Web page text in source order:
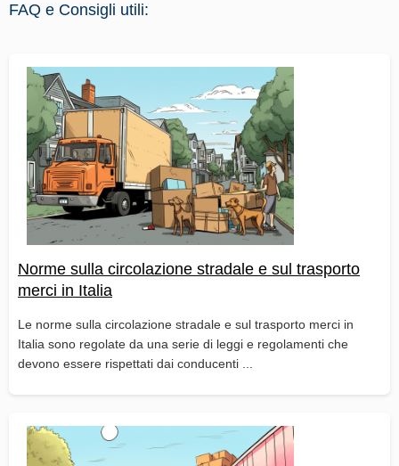
FAQ e Consigli utili:
Norme sulla circolazione stradale e sul trasporto
merci in Italia
Le norme sulla circolazione stradale e sul trasporto merci in
Italia sono regolate da una serie di leggi e regolamenti che
devono essere rispettati dai conducenti ...